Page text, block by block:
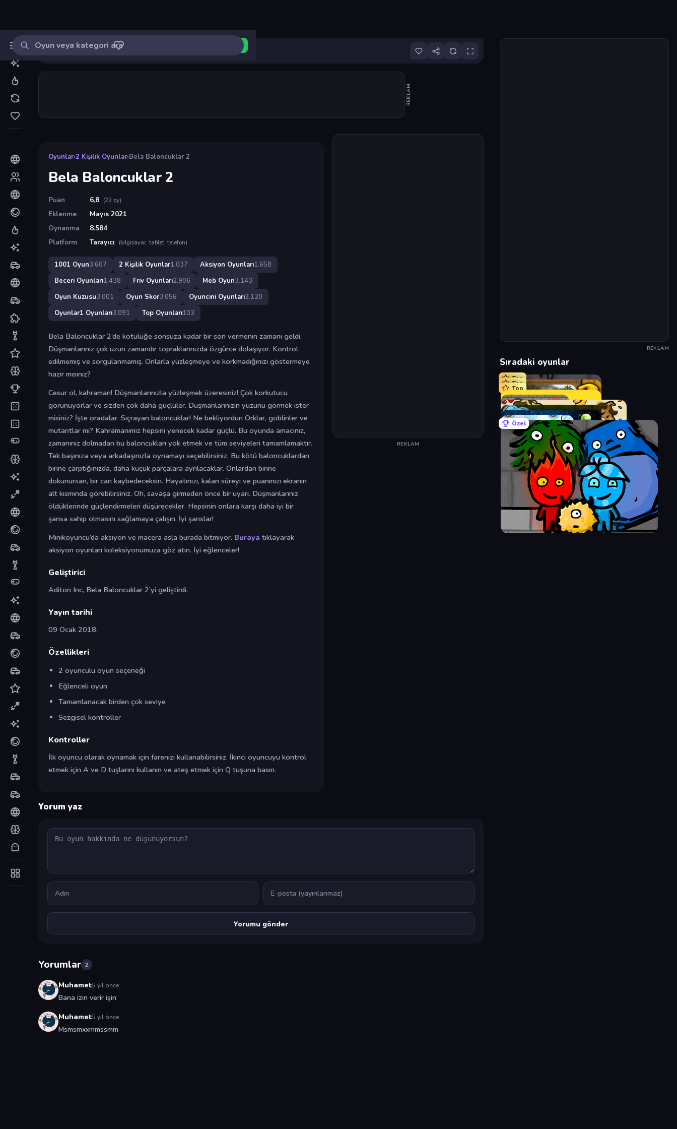
MinikOyuncu
Oyun ara
Oyunu başlat
Bela Baloncuklar 2
REKLAM
REKLAM
Sıradaki oyunlar
Top
Top
Top
Özel
Oyunlar›2 Kişilik Oyunlar›Bela Baloncuklar 2
Bela Baloncuklar 2
Puan 6,8 (22 oy)
Eklenme
Mayıs 2021
Oynanma
8.584
Platform
Tarayıcı (bilgisayar, tablet, telefon)
1001 Oyun3.607 2 Kişilik Oyunlar1.037 Aksiyon Oyunları1.658
Beceri Oyunları1.438 Friv Oyunları2.906 Meb Oyun3.143
Oyun Kuzusu3.001 Oyun Skor3.056 Oyuncini Oyunları3.120
Oyunlar1 Oyunları3.091 Top Oyunları103
Bela Baloncuklar 2’de kötülüğe sonsuza kadar bir son vermenin zamanı geldi.
Düşmanlarınız çok uzun zamandır topraklarınızda özgürce dolaşıyor. Kontrol
edilmemiş ve sorgulanmamış. Onlarla yüzleşmeye ve korkmadığınızı göstermeye
hazır mısınız?
Cesur ol, kahraman! Düşmanlarınızla yüzleşmek üzeresiniz! Çok korkutucu
görünüyorlar ve sizden çok daha güçlüler. Düşmanlarınızın yüzünü görmek ister
misiniz? İşte oradalar. Sıçrayan baloncuklar! Ne bekliyordun Orklar, goblinler ve
mutantlar mı? Kahramanımız hepsini yenecek kadar güçlü. Bu oyunda amacınız,
zamanınız dolmadan bu baloncukları yok etmek ve tüm seviyeleri tamamlamaktır.
Tek başınıza veya arkadaşınızla oynamayı seçebilirsiniz. Bu kötü baloncuklardan
birine çarptığınızda, daha küçük parçalara ayrılacaklar. Onlardan birine
dokunursan, bir can kaybedeceksin. Hayatınızı, kalan süreyi ve puanınızı ekranın
alt kısmında görebilirsiniz. Oh, savaşa girmeden önce bir uyarı. Düşmanlarınız
öldüklerinde güçlendirmeleri düşürecekler. Hepsinin onlara karşı daha iyi bir
şansa sahip olmasını sağlamaya çalışın. İyi şanslar!
Minikoyuncu’da aksiyon ve macera asla burada bitmiyor. Buraya tıklayarak
aksiyon oyunları koleksiyonumuza göz atın. İyi eğlenceler!
Geliştirici
Aditon Inc, Bela Baloncuklar 2’yi geliştirdi.
Yayın tarihi
09 Ocak 2018.
Özellikleri
2 oyunculu oyun seçeneği
Eğlenceli oyun
Tamamlanacak birden çok seviye
Sezgisel kontroller
Kontroller
İlk oyuncu olarak oynamak için farenizi kullanabilirsiniz. İkinci oyuncuyu kontrol
etmek için A ve D tuşlarını kullanın ve ateş etmek için Q tuşuna basın.
REKLAM
Yorum yaz
Yorum
Ad E-posta
Yorumlar 2
Muhamet5 yıl önce
Bana izin verir işin
Muhamet5 yıl önce
Msmsmxxmmssmm